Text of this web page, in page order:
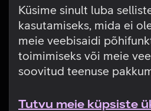
Küsime sinult luba
kasutamiseks, mida ei
meie veebisaidi
toimimiseks või meie
soovitud teenuse
Tutvu meie küpsiste